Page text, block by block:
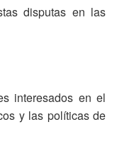
disputas en las
interesados en el
y las políticas de